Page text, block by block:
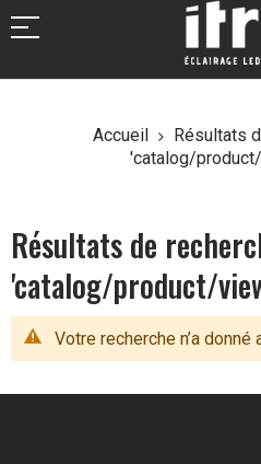
Accueil
Résultats
'catalog/
Résultats de
'catalog/product/
Votre recherche n’a donné